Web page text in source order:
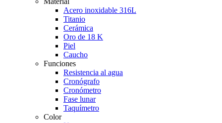
Acero inoxidable 316L
Titanio
Cerámica
Oro de 18 K
Piel
Caucho
Funciones
Resistencia al agua
Cronógrafo
Cronómetro
Fase lunar
Taquímetro
Color